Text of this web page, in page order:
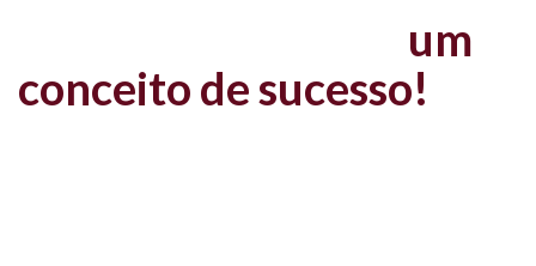
um
conceito de sucesso!